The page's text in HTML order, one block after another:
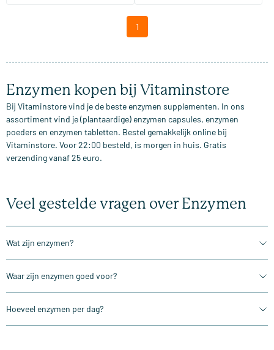
1
Enzymen kopen bij Vitaminstore
Bij Vitaminstore vind je de beste enzymen supplementen. In ons
assortiment vind je (plantaardige) enzymen capsules, enzymen
poeders en enzymen tabletten. Bestel gemakkelijk online bij
Vitaminstore. Voor 22:00 besteld, is morgen in huis. Gratis
verzending vanaf 25 euro.
Veel gestelde vragen over Enzymen
Wat zijn enzymen?
Waar zijn enzymen goed voor?
Hoeveel enzymen per dag?